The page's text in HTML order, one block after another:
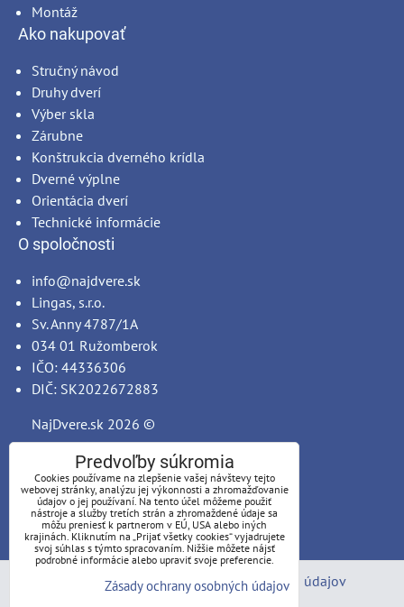
Montáž
Ako nakupovať
Stručný návod
Druhy dverí
Výber skla
Zárubne
Konštrukcia dverného krídla
Dverné výplne
Orientácia dverí
Technické informácie
O spoločnosti
info@najdvere.sk
Lingas, s.r.o.
Sv. Anny 4787/1A
034 01 Ružomberok
IČO: 44336306
DIČ: SK2022672883
NajDvere.sk 2026 ©
Predvoľby súkromia
Zásady ochrany osobných údajov
Predvoľby súkromia
Cookies používame na zlepšenie vašej návštevy tejto
webovej stránky, analýzu jej výkonnosti a zhromažďovanie
údajov o jej používaní. Na tento účel môžeme použiť
nástroje a služby tretích strán a zhromaždené údaje sa
môžu preniesť k partnerom v EÚ, USA alebo iných
krajinách. Kliknutím na „Prijať všetky cookies“ vyjadrujete
svoj súhlas s týmto spracovaním. Nižšie môžete nájsť
podrobné informácie alebo upraviť svoje preferencie.
Zásady ochrany osobných údajov